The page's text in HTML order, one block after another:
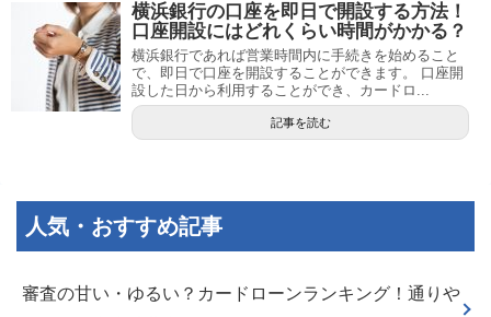
横浜銀行の口座を即日で開設する方法！
口座開設にはどれくらい時間がかかる？
横浜銀行であれば営業時間内に手続きを始めること
で、即日で口座を開設することができます。 口座開
設した日から利用することができ、カードロ...
記事を読む
人気・おすすめ記事
審査の甘い・ゆるい？カードローンランキング！通りや